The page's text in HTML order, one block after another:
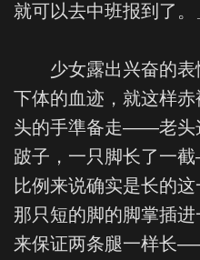
就可以去中班报到了。
少女露出兴奋的表
下体的血迹，就这样
头的手準备走——老头
跛子，一只脚长了一
比例来说确实是长的
那只短的脚的脚掌插
来保证两条腿一样长